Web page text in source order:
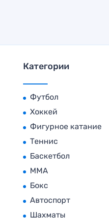
Категории
Футбол
Хоккей
Фигурное катание
Теннис
Баскетбол
MMA
Бокс
Автоспорт
Шахматы